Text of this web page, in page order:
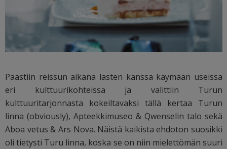
Päästiin reissun aikana lasten kanssa käymään useissa
eri kulttuurikohteissa ja valittiin Turun
kulttuuritarjonnasta kokeiltavaksi tällä kertaa Turun
linna (obviously), Apteekkimuseo & Qwenselin talo sekä
Aboa vetus & Ars Nova. Näistä kaikista ehdoton suosikki
oli tietysti Turu linna, koska se on niin mielettömän suuri